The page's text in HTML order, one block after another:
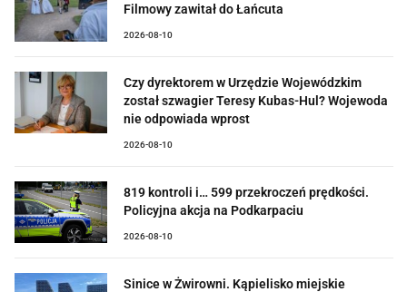
Filmowy zawitał do Łańcuta
2026-08-10
Czy dyrektorem w Urzędzie Wojewódzkim
został szwagier Teresy Kubas-Hul? Wojewoda
nie odpowiada wprost
2026-08-10
819 kontroli i… 599 przekroczeń prędkości.
Policyjna akcja na Podkarpaciu
2026-08-10
Sinice w Żwirowni. Kąpielisko miejskie